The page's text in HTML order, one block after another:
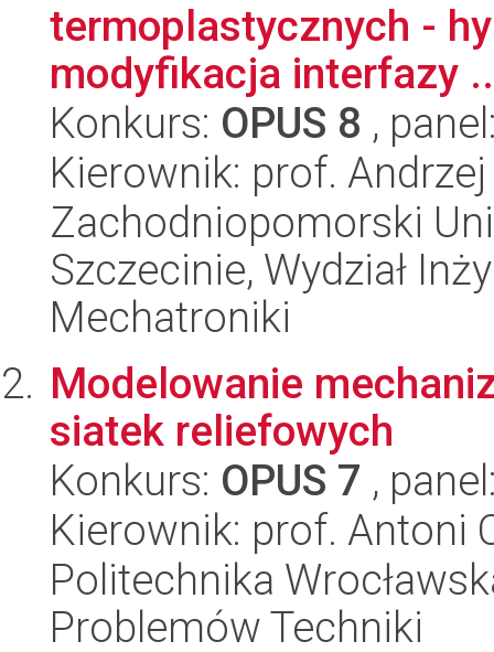
termoplastycznych -
modyfikacja interfazy
Konkurs: OPUS 8 ,
Kierownik: prof. Andrzej
Zachodniopomorski
Szczecinie, Wydział
Mechatroniki
Modelowanie
siatek reliefowych
Konkurs: OPUS 7 ,
Kierownik: prof. Antoni
Politechnika
Problemów Techniki